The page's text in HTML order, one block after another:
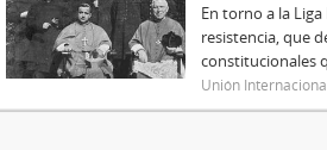
En torno a la
resistencia, que
constitucionales
Unión